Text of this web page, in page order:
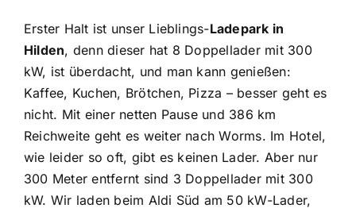
Erster Halt ist unser Lieblings-Ladepark in
Hilden, denn dieser hat 8 Doppellader mit 300
kW, ist überdacht, und man kann genießen:
Kaffee, Kuchen, Brötchen, Pizza – besser geht es
nicht. Mit einer netten Pause und 386 km
Reichweite geht es weiter nach Worms. Im Hotel,
wie leider so oft, gibt es keinen Lader. Aber nur
300 Meter entfernt sind 3 Doppellader mit 300
kW. Wir laden beim Aldi Süd am 50 kW-Lader,